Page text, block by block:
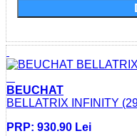
BEUCHAT
BELLATRIX
PRP: 930.90 Lei